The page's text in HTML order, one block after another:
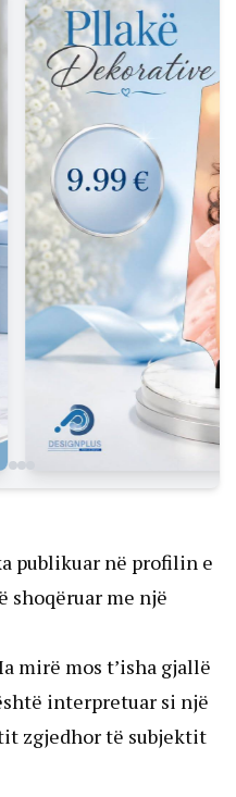
publikuar në profilin e
shoqëruar me një
mirë mos t’isha gjallë
interpretuar si një
zgjedhor të subjektit